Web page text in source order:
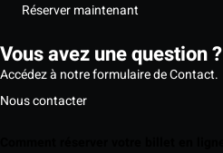
Réserver maintenant
Vous avez une question ?
Accédez à notre formulaire de Contact.
Nous contacter